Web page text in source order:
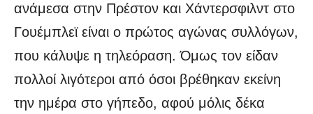
ανάμεσα στην Πρέστον και Χάντερσφιλντ στο
Γουέμπλεϊ είναι ο πρώτος αγώνας συλλόγων,
που κάλυψε η τηλεόραση. Όμως τον είδαν
πολλοί λιγότεροι από όσοι βρέθηκαν εκείνη
την ημέρα στο γήπεδο, αφού μόλις δέκα